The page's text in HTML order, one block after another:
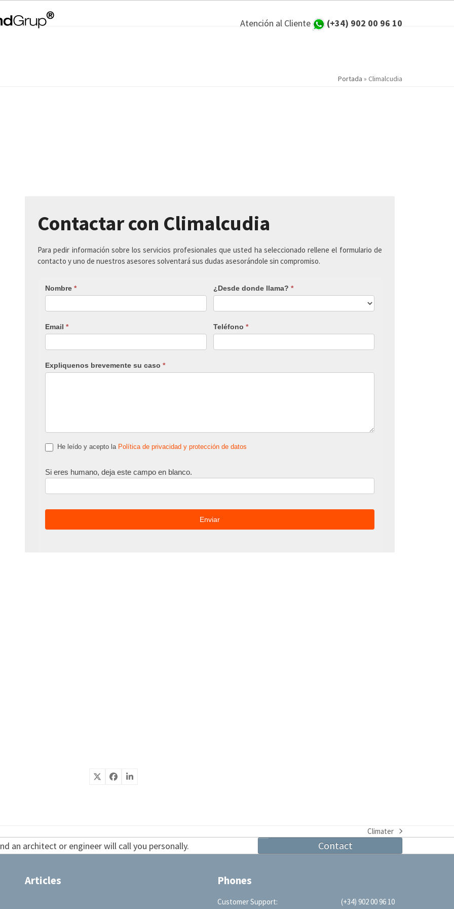
Atención al Cliente (+34) 902 00 96 10
Portada » Climalcudia
Contactar con Climalcudia
Para pedir información sobre los servicios profesionales que usted ha seleccionado rellene el formulario de
contacto y uno de nuestros asesores solventará sus dudas asesorándole sin compromiso.
Nombre * ¿Desde donde llama? *
Email * Teléfono *
Expliquenos brevemente su caso *
He leído y acepto la Política de privacidad y protección de datos
Si eres humano, deja este campo en blanco.
next
Climater
an architect or engineer will call you personally. Contact
Articles Phones
Customer Support:
(+34) 902 00 96 10